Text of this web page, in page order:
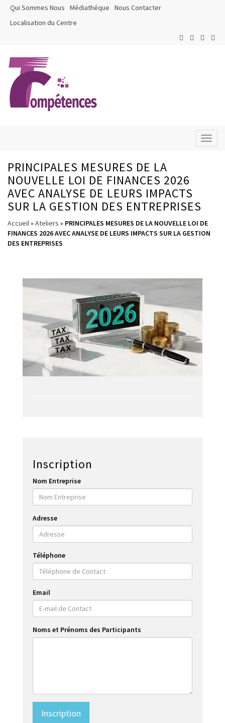
Qui Sommes Nous Médiathéque
Nous Contacter
Localisation du Centre
PRINCIPALES MESURES DE LA
NOUVELLE LOI DE FINANCES 2026
AVEC ANALYSE DE LEURS IMPACTS
SUR LA GESTION DES ENTREPRISES
Accueil» Ateliers » PRINCIPALES MESURES DE LA NOUVELLE LOI DE
FINANCES 2026 AVEC ANALYSE DE LEURS IMPACTS SUR LA GESTION
DES ENTREPRISES
Inscription
Nom Entreprise
Adresse
Téléphone
Email
Noms et Prénoms des Participants
Inscription